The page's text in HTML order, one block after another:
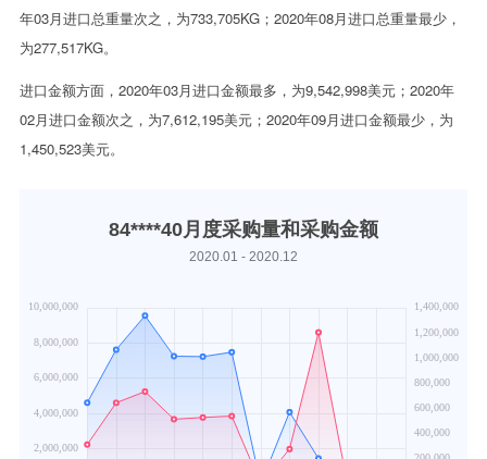
年03月进口总重量次之，为733,705KG；2020年08月进口总重量最少，
为277,517KG。
进口金额方面，2020年03月进口金额最多，为9,542,998美元；2020年
02月进口金额次之，为7,612,195美元；2020年09月进口金额最少，为
1,450,523美元。